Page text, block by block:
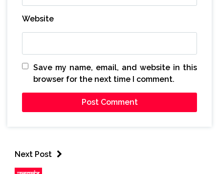
Website
Save my name, email, and website in this
browser for the next time I comment.
Next Post